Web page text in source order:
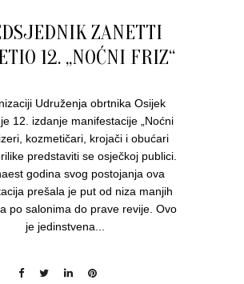
ZANETTI
12. „NOĆNI FRIZ“
Udruženja obrtnika Osijek
12. izdanje manifestacije „Noćni
kozmetičari, krojači i obućari
predstaviti se osječkoj publici.
godina svog postojanja ova
prešala je put od niza manjih
po salonima do prave revije. Ovo
je jedinstvena...